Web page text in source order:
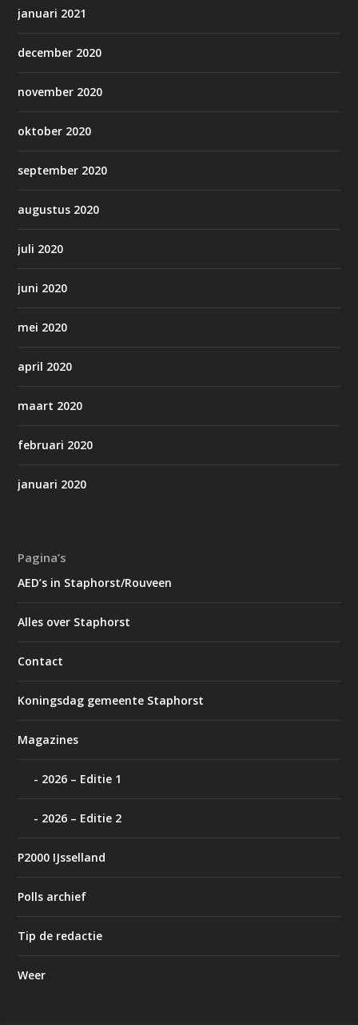
januari 2021
december 2020
november 2020
oktober 2020
september 2020
augustus 2020
juli 2020
juni 2020
mei 2020
april 2020
maart 2020
februari 2020
januari 2020
Pagina’s
AED’s in Staphorst/Rouveen
Alles over Staphorst
Contact
Koningsdag gemeente Staphorst
Magazines
2026 – Editie 1
2026 – Editie 2
P2000 IJsselland
Polls archief
Tip de redactie
Weer